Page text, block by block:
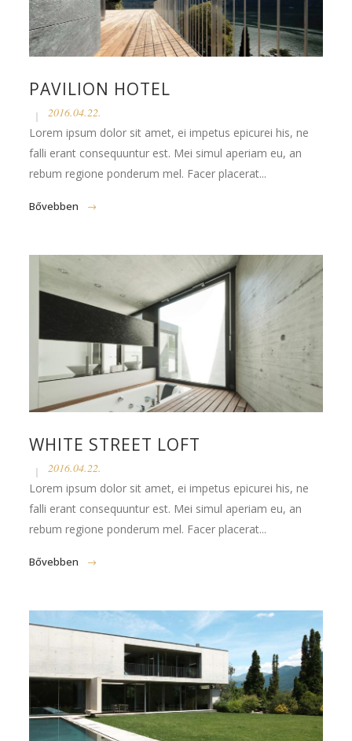
PAVILION HOTEL
2016.04.22.
Lorem ipsum dolor sit amet, ei impetus epicurei his, ne
falli erant consequuntur est. Mei simul aperiam eu, an
rebum regione ponderum mel. Facer placerat...
Bővebben
WHITE STREET LOFT
2016.04.22.
Lorem ipsum dolor sit amet, ei impetus epicurei his, ne
falli erant consequuntur est. Mei simul aperiam eu, an
rebum regione ponderum mel. Facer placerat...
Bővebben